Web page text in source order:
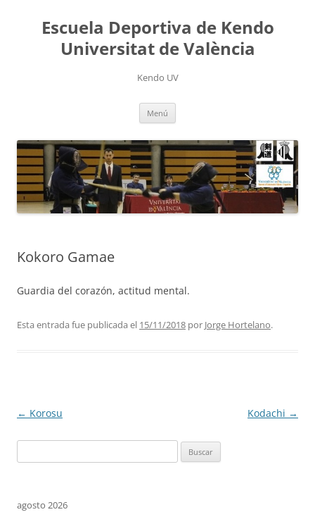
contenidoEscuela Deportiva de Kendo
Universitat de València
Kendo UV
Menú
Kokoro Gamae
Guardia del corazón, actitud mental.
Esta entrada fue publicada el 15/11/2018 por Jorge Hortelano.
Navegación
← Korosu Kodachi →
agosto 2026